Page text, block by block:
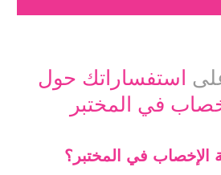
استفساراتك حول
في المختبر
الإخصاب في المختبر؟